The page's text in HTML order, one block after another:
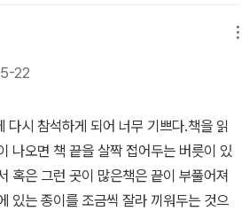
.결론을 말하자면, 나는 죽음을 앞둔 사람
읽고 싶지 않다.내 옆에 무거운 공기가
.차라리 론리플래닛을 10권쯤 열독하는
다고 생각한다.내 취향은 아니지만, 그래
, 내가 가진 건 같은 출판사에서 나온 보급
22
다시 참석하게 되어 너무 기쁘다.책을 읽
나오면 책 끝을 살짝 접어두는 버릇이 있
혹은 그런 곳이 많은책은 끝이 부풀어져
있는 종이를 조금씩 잘라 끼워두는 것으